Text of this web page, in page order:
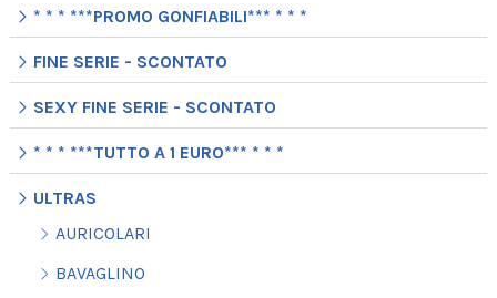
* * * ***PROMO GONFIABILI*** * * *
FINE SERIE - SCONTATO
SEXY FINE SERIE - SCONTATO
* * * ***TUTTO A 1 EURO*** * * *
ULTRAS
AURICOLARI
BAVAGLINO